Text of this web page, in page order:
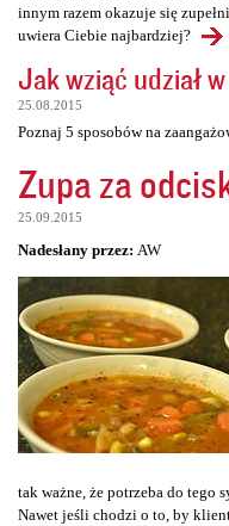
innym razem okazuje się
uwiera Ciebie najbardziej?
Jak wziąć udział
25.08.2015
Poznaj 5 sposobów na
Zupa za
25.09.2015
Nadesłany przez: AW
tak ważne, że potrzeba do tego
Nawet jeśli chodzi o to, by